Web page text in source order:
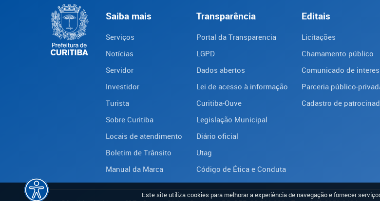
Saiba mais
Serviços
Notícias
Servidor
Investidor
Turista
Sobre Curitiba
Locais de atendimento
Boletim de Trânsito
Manual da Marca
Transparência
Portal da Transparencia
LGPD
Dados abertos
Lei de acesso à informação
Curitiba-Ouve
Legislação Municipal
Diário oficial
Utag
Código de Ética e Conduta
Editais
Licitações
Chamamento público
Comunicado de
Parceria público-
Cadastro de
Este site utiliza cookies para melhorar a experiência de navegação e fornecer